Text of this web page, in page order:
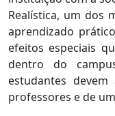
Realística, um dos
aprendizado
efeitos especiais
dentro do
estudantes
professores e de